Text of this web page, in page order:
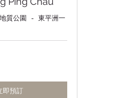
地質公園 - 東平洲一
即預訂